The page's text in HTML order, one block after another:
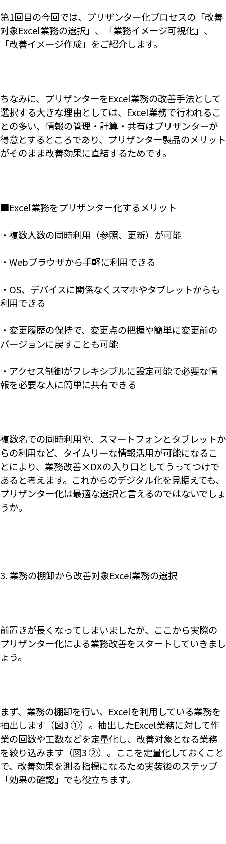
第1回目の今回では、プリザンター化プロセスの「改善
対象Excel業務の選択」、「業務イメージ可視化」、
「改善イメージ作成」をご紹介します。
ちなみに、プリザンターをExcel業務の改善手法として
選択する大きな理由としては、Excel業務で行われるこ
との多い、情報の管理・計算・共有はプリザンターが
得意とするところであり、プリザンター製品のメリット
がそのまま改善効果に直結するためです。
■Excel業務をプリザンター化するメリット
・複数人数の同時利用（参照、更新）が可能
・Webブラウザから手軽に利用できる
・OS、デバイスに関係なくスマホやタブレットからも
利用できる
・変更履歴の保持で、変更点の把握や簡単に変更前の
バージョンに戻すことも可能
・アクセス制御がフレキシブルに設定可能で必要な情
報を必要な人に簡単に共有できる
複数名での同時利用や、スマートフォンとタブレットか
らの利用など、タイムリーな情報活用が可能になるこ
とにより、業務改善×DXの入り口としてうってつけで
あると考えます。これからのデジタル化を見据えても、
プリザンター化は最適な選択と言えるのではないでしょ
うか。
3. 業務の棚卸から改善対象Excel業務の選択
前置きが長くなってしまいましたが、ここから実際の
プリザンター化による業務改善をスタートしていきまし
ょう。
まず、業務の棚卸を行い、Excelを利用している業務を
抽出します（図3 ①）。抽出したExcel業務に対して作
業の回数や工数などを定量化し、改善対象となる業務
を絞り込みます（図3 ②）。ここを定量化しておくこと
で、改善効果を測る指標になるため実装後のステップ
「効果の確認」でも役立ちます。